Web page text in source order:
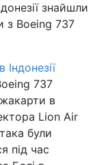
знайшли
з Boeing 737
737
в
Lion Air
були
під час